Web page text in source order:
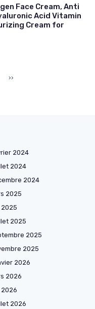
Face Cream, Anti
Acid Vitamin
Cream for
››
2024
2024
2024
2025
2025
2025
2025
2025
2026
2026
2026
2026